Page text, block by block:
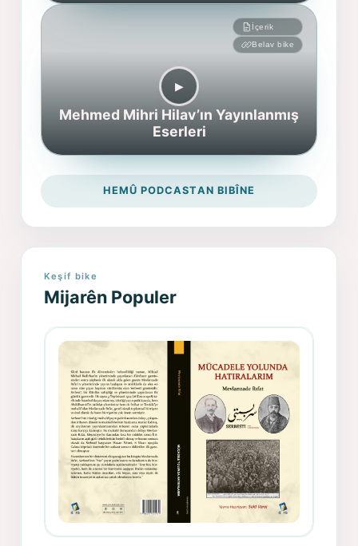
İçerik
Belav bike
▶︎
Mehmed Mihri Hilav’ın Yayınlanmış
Eserleri
HEMÛ PODCASTAN BIBÎNE
Keşif bike
Mijarên Populer